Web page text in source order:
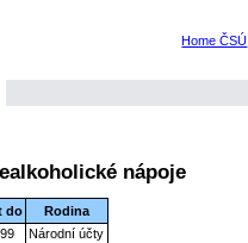
Home ČSÚ
nápoje
do
Rodina
Národní účty